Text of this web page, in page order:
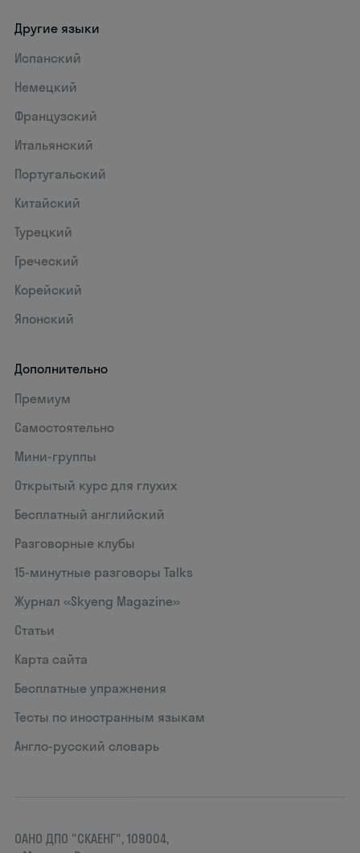
Другие языки
Испанский
Немецкий
Французский
Итальянский
Португальский
Китайский
Турецкий
Греческий
Корейский
Японский
Дополнительно
Премиум
Самостоятельно
Мини-группы
Открытый курс для глухих
Бесплатный английский
Разговорные клубы
15‑минутные разговоры Talks
Журнал «Skyeng Magazine»
Статьи
Карта сайта
Бесплатные упражнения
Тесты по иностранным языкам
Англо-русский словарь
ОАНО ДПО "СКАЕНГ", 109004,